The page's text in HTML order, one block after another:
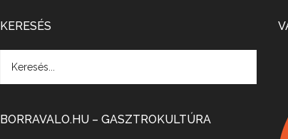
KERESÉS
BORRAVALO.HU – GASZTROKULTÚRA